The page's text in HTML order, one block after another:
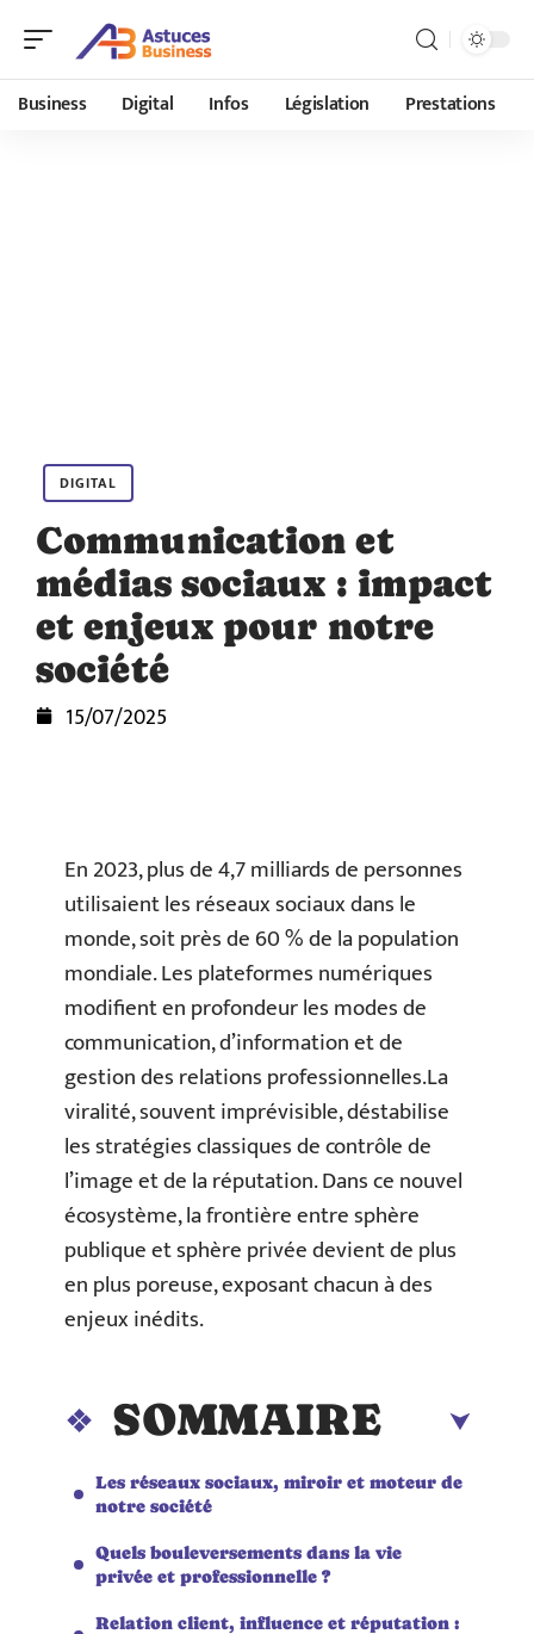
Business Digital Infos Législation Prestations
DIGITAL
Communication et
médias sociaux : impact
et enjeux pour notre
société
15/07/2025
En 2023, plus de 4,7 milliards de personnes
utilisaient les réseaux sociaux dans le
monde, soit près de 60 % de la population
mondiale. Les plateformes numériques
modifient en profondeur les modes de
communication, d’information et de
gestion des relations professionnelles.La
viralité, souvent imprévisible, déstabilise
les stratégies classiques de contrôle de
l’image et de la réputation. Dans ce nouvel
écosystème, la frontière entre sphère
publique et sphère privée devient de plus
en plus poreuse, exposant chacun à des
enjeux inédits.
SOMMAIRE
Les réseaux sociaux, miroir et moteur de
notre société
Quels bouleversements dans la vie
privée et professionnelle ?
Relation client, influence et réputation :